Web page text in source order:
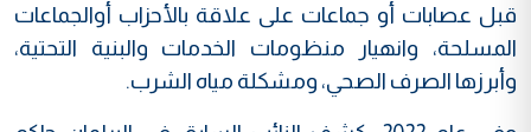
قبل عصابات أو جماعات على علاقة بالأحزاب أوالجماعات
المسلحة، وانهيار منظومات الخدمات والبنية التحتية،
وأبرزها الصرف الصحي، ومشكلة مياه الشرب.